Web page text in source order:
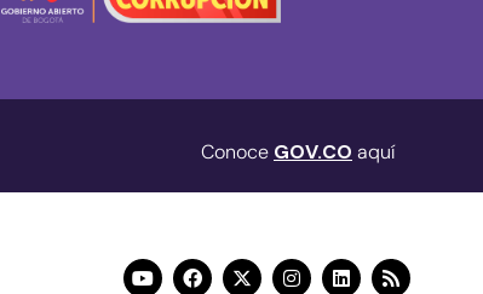
Conoce GOV.CO aquí